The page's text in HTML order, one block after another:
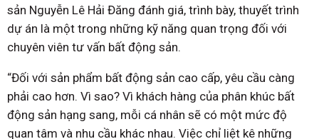
sản Nguyễn Lê Hải Đăng đánh giá, trình bày, thuyết trình
dự án là một trong những kỹ năng quan trọng đối với
chuyên viên tư vấn bất động sản.
“Đối với sản phẩm bất động sản cao cấp, yêu cầu càng
phải cao hơn. Vì sao? Vì khách hàng của phân khúc bất
động sản hạng sang, mỗi cá nhân sẽ có một mức độ
quan tâm và nhu cầu khác nhau. Việc chỉ liệt kê những